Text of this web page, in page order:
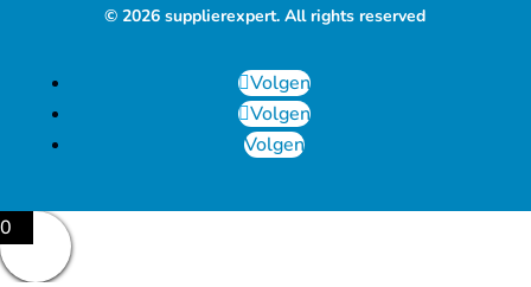
© 2026 supplierexpert. All rights reserved
Volgen
Volgen
Volgen
0